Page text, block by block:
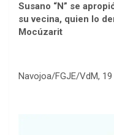
Susano “N” se
su vecina, quien lo
Mocúzarit
Navojoa/FGJE/VdM,